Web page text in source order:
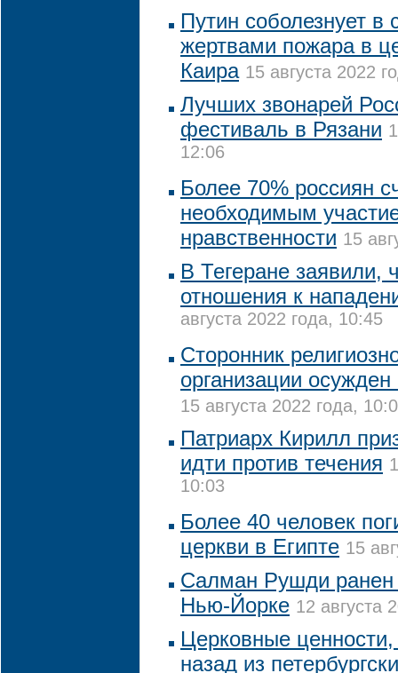
Путин соболезнует в
жертвами пожара в
Каира 15 августа 2022
Лучших звонарей
фестиваль в Рязани
12:06
Более 70% россиян
необходимым
нравственности 15
В Тегеране заявили,
отношения к
августа 2022 года, 10:45
Сторонник
организации
15 августа 2022 года,
Патриарх Кирилл
идти против течения
10:03
Более 40 человек
церкви в Египте 15
Салман Рушди ранен
Нью-Йорке 12 августа
Церковные
назад из